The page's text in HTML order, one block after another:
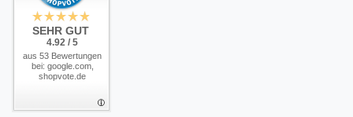
SEHR GUT
4.92 / 5
aus 53 Bewertungen
bei: google.com,
shopvote.de